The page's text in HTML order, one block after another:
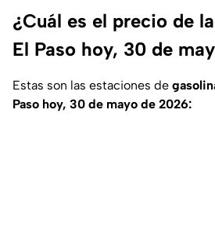
¿Cuál es el precio de
El Paso hoy, 30 de
Estas son las estaciones de
Paso hoy, 30 de mayo de 2026: